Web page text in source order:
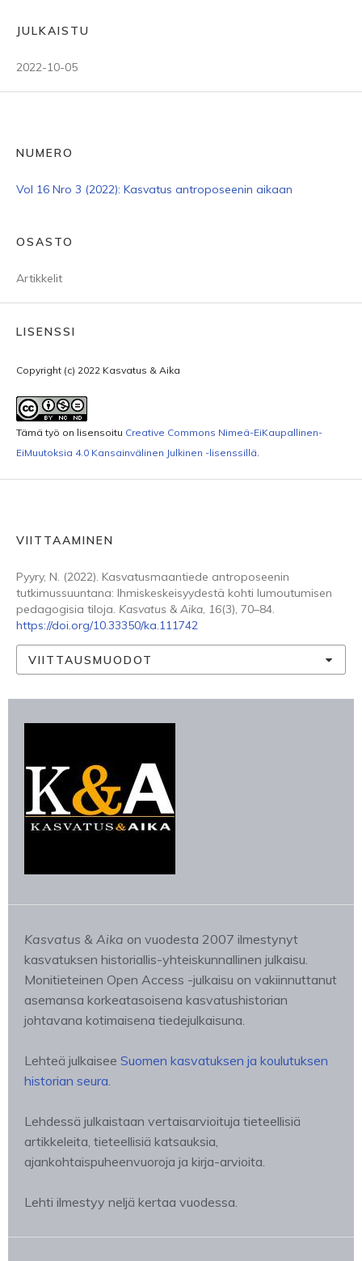
JULKAISTU
2022-10-05
NUMERO
Vol 16 Nro 3 (2022): Kasvatus antroposeenin aikaan
OSASTO
Artikkelit
LISENSSI
Copyright (c) 2022 Kasvatus & Aika
Tämä työ on lisensoitu Creative Commons Nimeä-EiKaupallinen-
EiMuutoksia 4.0 Kansainvälinen Julkinen -lisenssillä.
VIITTAAMINEN
Pyyry, N. (2022). Kasvatusmaantiede antroposeenin
tutkimussuuntana: Ihmiskeskeisyydestä kohti lumoutumisen
pedagogisia tiloja. Kasvatus & Aika, 16(3), 70–84.
https://doi.org/10.33350/ka.111742
VIITTAUSMUODOT
Kasvatus & Aika on vuodesta 2007 ilmestynyt
kasvatuksen historiallis-yhteiskunnallinen julkaisu.
Monitieteinen Open Access -julkaisu on vakiinnuttanut
asemansa korkeatasoisena kasvatushistorian
johtavana kotimaisena tiedejulkaisuna.
Lehteä julkaisee Suomen kasvatuksen ja koulutuksen
historian seura.
Lehdessä julkaistaan vertaisarvioituja tieteellisiä
artikkeleita, tieteellisiä katsauksia,
ajankohtaispuheenvuoroja ja kirja-arvioita.
Lehti ilmestyy neljä kertaa vuodessa.